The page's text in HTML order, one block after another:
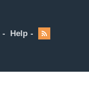
Help